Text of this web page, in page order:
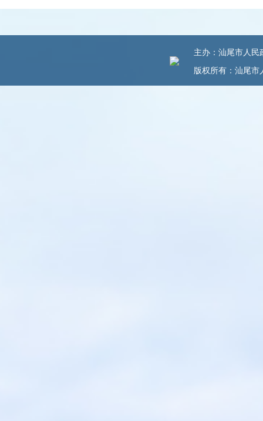
主办：汕尾市人民
版权所有：汕尾